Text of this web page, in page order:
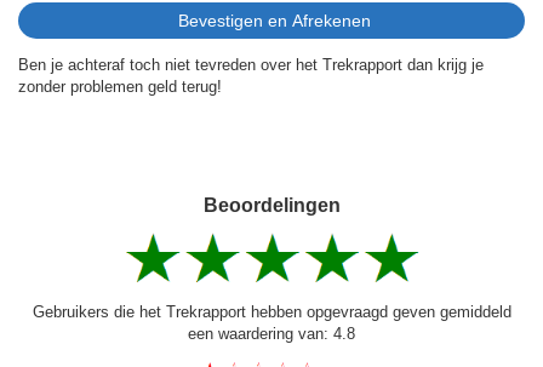
Ben je achteraf toch niet tevreden over het Trekrapport dan krijg je
zonder problemen geld terug!
Beoordelingen
Gebruikers die het Trekrapport hebben opgevraagd geven gemiddeld
een waardering van: 4.8